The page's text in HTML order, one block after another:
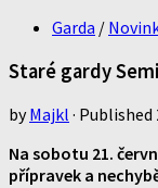
Garda /
Staré gardy
byMajkl · Published
Na sobotu 21.
přípravek a